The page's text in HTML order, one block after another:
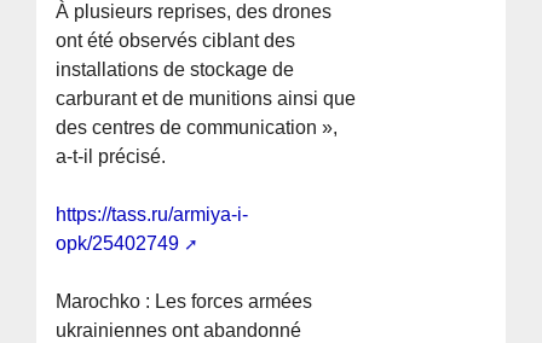
À plusieurs reprises, des drones
ont été observés ciblant des
installations de stockage de
carburant et de munitions ainsi que
des centres de communication »,
a-t-il précisé.
https://tass.ru/armiya-i-
opk/25402749
Marochko : Les forces armées
ukrainiennes ont abandonné